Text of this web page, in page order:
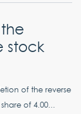
stock
of the reverse
of 4.00...